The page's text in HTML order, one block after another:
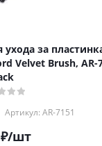
ухода за
Velvet Brush, AR-
Артикул: AR-7151
/шт